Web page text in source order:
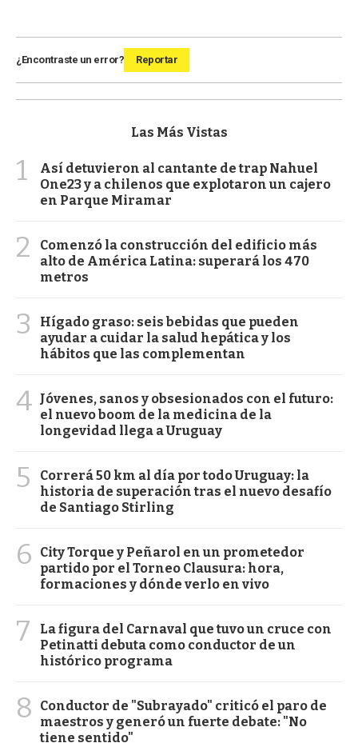
¿Encontraste un error? Reportar
Las Más Vistas
1
Así detuvieron al cantante de trap Nahuel
One23 y a chilenos que explotaron un cajero
en Parque Miramar
2
Comenzó la construcción del edificio más
alto de América Latina: superará los 470
metros
3
Hígado graso: seis bebidas que pueden
ayudar a cuidar la salud hepática y los
hábitos que las complementan
4 Jóvenes, sanos y obsesionados con el futuro:
el nuevo boom de la medicina de la
longevidad llega a Uruguay
5
Correrá 50 km al día por todo Uruguay: la
historia de superación tras el nuevo desafío
de Santiago Stirling
6
City Torque y Peñarol en un prometedor
partido por el Torneo Clausura: hora,
formaciones y dónde verlo en vivo
7
La figura del Carnaval que tuvo un cruce con
Petinatti debuta como conductor de un
histórico programa
8
Conductor de "Subrayado" criticó el paro de
maestros y generó un fuerte debate: "No
tiene sentido"